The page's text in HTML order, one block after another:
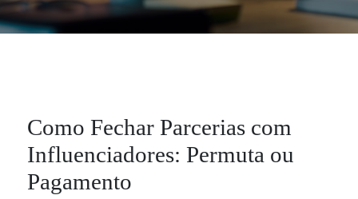
Como Fechar Parcerias com
Influenciadores: Permuta ou
Pagamento